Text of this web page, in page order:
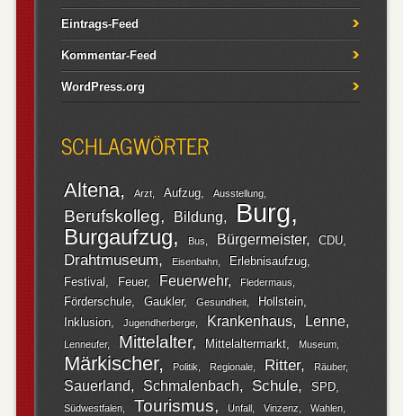
Eintrags-Feed
Kommentar-Feed
WordPress.org
SCHLAGWÖRTER
Altena Arzt Aufzug Ausstellung
Berufskolleg Bildung Burg
Burgaufzug Bus Bürgermeister CDU
Drahtmuseum Eisenbahn
Erlebnisaufzug
Festival
Feuer Feuerwehr Fledermaus
Förderschule Gaukler Gesundheit
Hollstein
Inklusion
Jugendherberge Krankenhaus Lenne
Lenneufer Mittelalter Mittelaltermarkt Museum
Märkischer Politik Regionale Ritter Räuber
Sauerland Schmalenbach Schule SPD
Südwestfalen Tourismus Unfall Vinzenz
Wahlen